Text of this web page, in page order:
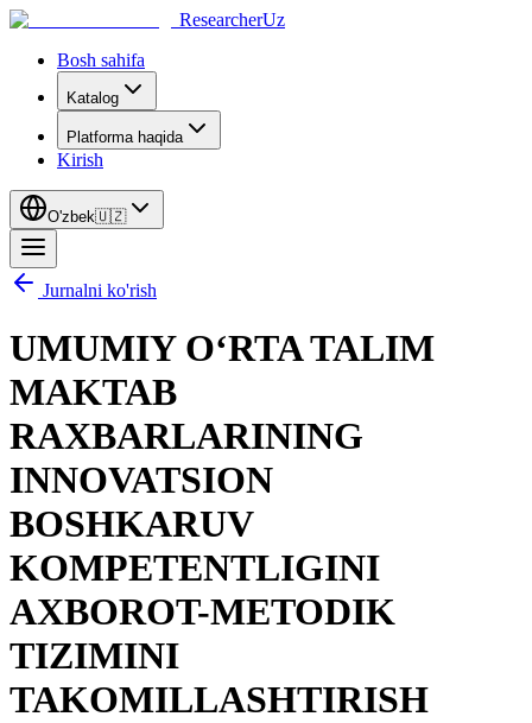
ResearcherUz
Bosh sahifa
Katalog
Platforma haqida
Kirish
O'zbek🇺🇿
Jurnalni ko'rish
UMUMIY O‘RTA TALIM
MAKTAB
RAXBARLARINING
INNOVATSION
BOSHKARUV
KOMPETENTLIGINI
AXBOROT-METODIK
TIZIMINI
TAKOMILLASHTIRISH